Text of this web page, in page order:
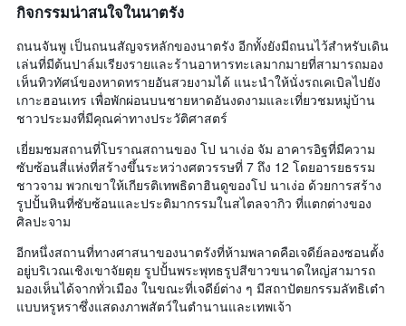
กิจกรรมน่าสนใจในนาตรัง
ถนนจันพู เป็นถนนสัญจรหลักของนาตรัง อีกทั้งยังมีถนนไว้สำหรับเดิน
เล่นที่มีต้นปาล์มเรียงรายและร้านอาหารทะเลมากมายที่สามารถมอง
เห็นทิวทัศน์ของหาดทรายอันสวยงามได้ แนะนำให้นั่งรถเคเบิลไปยัง
เกาะฮอนเทร เพื่อพักผ่อนบนชายหาดอันงดงามและเที่ยวชมหมู่บ้าน
ชาวประมงที่มีคุณค่าทางประวัติศาสตร์
เยี่ยมชมสถานที่โบราณสถานของ โป นาเง่อ จัม อาคารอิฐที่มีความ
ซับซ้อนสี่แห่งที่สร้างขึ้นระหว่างศตวรรษที่ 7 ถึง 12 โดยอารยธรรม
ชาวจาม พวกเขาให้เกียรติเทพธิดาฮินดูของโป นาเง่อ ด้วยการสร้าง
รูปปั้นหินที่ซับซ้อนและประติมากรรมในสไตลจากิว ที่แตกต่างของ
ศิลปะจาม
อีกหนึ่งสถานที่ทางศาสนาของนาตรังที่ห้ามพลาดคือเจดีย์ลองซอนตั้ง
อยู่บริเวณเชิงเขาจัยตุย รูปปั้นพระพุทธรูปสีขาวขนาดใหญ่สามารถ
มองเห็นได้จากทั่วเมือง ในขณะที่เจดีย์ต่าง ๆ มีสถาปัตยกรรมลัทธิเต๋า
แบบหรูหราซึ่งแสดงภาพสัตว์ในตำนานและเทพเจ้า